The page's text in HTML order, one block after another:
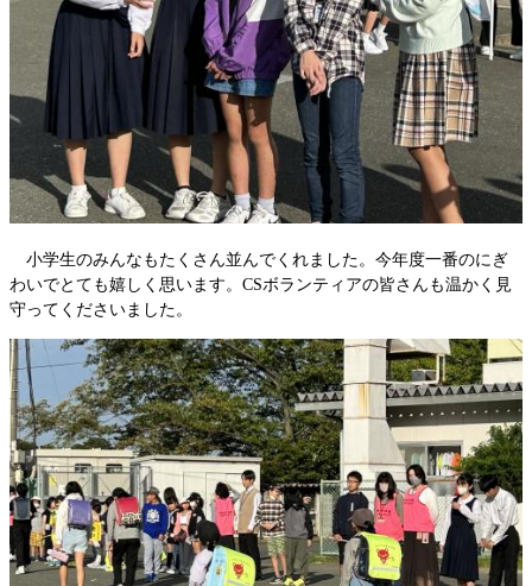
小学生のみんなもたくさん並んでくれました。今年度一番のにぎ
わいでとても嬉しく思います。CSボランティアの皆さんも温かく見
守ってくださいました。